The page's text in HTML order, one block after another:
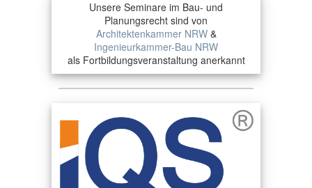
Unsere Seminare im Bau- und
Planungsrecht sind von
Architektenkammer NRW&
Ingenieurkammer-Bau NRW
als Fortbildungsveranstaltung anerkannt